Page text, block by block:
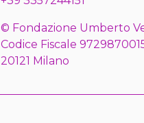
© Fondazione Umberto
Codice Fiscale
20121 Milano